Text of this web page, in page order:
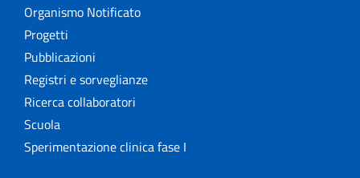
Organismo Notificato
Progetti
Pubblicazioni
Registri e sorveglianze
Ricerca collaboratori
Scuola
Sperimentazione clinica fase I